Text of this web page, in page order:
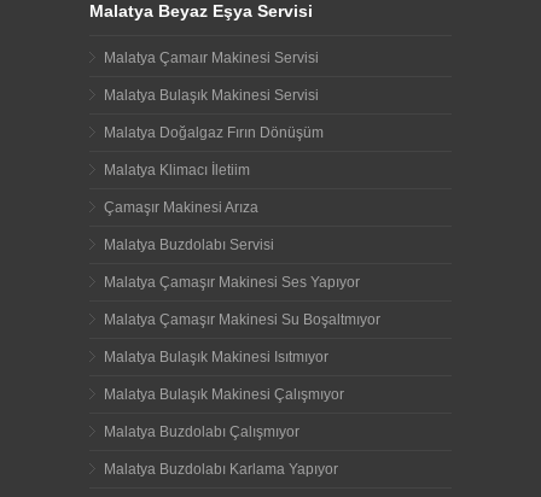
Malatya Beyaz Eşya Servisi
Malatya Çamaır Makinesi Servisi
Malatya Bulaşık Makinesi Servisi
Malatya Doğalgaz Fırın Dönüşüm
Malatya Klimacı İletiim
Çamaşır Makinesi Arıza
Malatya Buzdolabı Servisi
Malatya Çamaşır Makinesi Ses Yapıyor
Malatya Çamaşır Makinesi Su Boşaltmıyor
Malatya Bulaşık Makinesi Isıtmıyor
Malatya Bulaşık Makinesi Çalışmıyor
Malatya Buzdolabı Çalışmıyor
Malatya Buzdolabı Karlama Yapıyor